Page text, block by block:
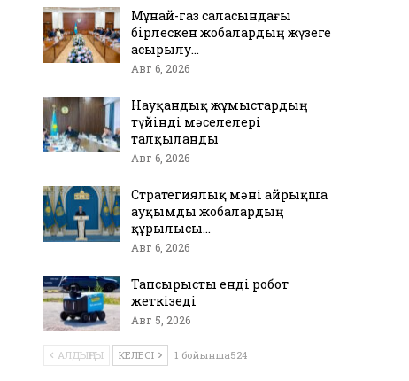
Мұнай-газ саласындағы
бірлескен жобалардың жүзеге
асырылу…
Авг 6, 2026
Науқандық жұмыстардың
түйінді мәселелері
талқыланды
Авг 6, 2026
Стратегиялық мәні айрықша
ауқымды жобалардың
құрылысы…
Авг 6, 2026
Тапсырысты енді робот
жеткізеді
Авг 5, 2026
АЛДЫҢҒЫ КЕЛЕСІ 1 бойынша524